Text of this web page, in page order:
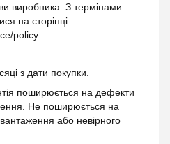
виробника. З термінами
на сторінці:
policy
з дати покупки.
поширюється на дефекти
Не поширюється на
або невірного